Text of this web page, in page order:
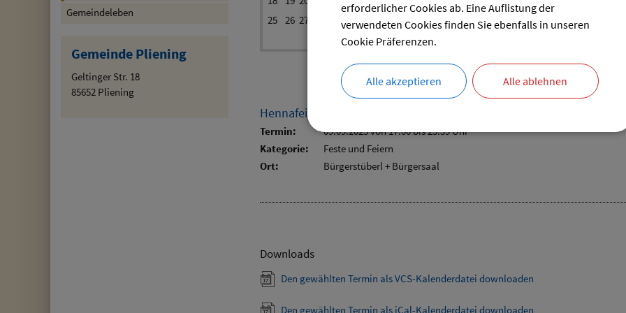
Gemeindeleben
Gemeinde Pliening
Geltinger Str. 18
85652 Pliening
25 26 27 30
reset
Hennafeier
Termin: 09.09.2023 von 17:00bis 23:59 Uhr
Kategorie:
Feste und Feiern
Ort:
Bürgerstüberl + Bürgersaal
Downloads
Den gewählten Termin als VCS-Kalenderdatei downloaden
Den gewählten Termin als iCal-Kalenderdatei downloaden
erforderlicher Cookies ab. Eine Auflistung der
verwendeten Cookies finden Sie ebenfalls in unseren
Cookie Präferenzen.
Alle akzeptieren Alle ablehnen